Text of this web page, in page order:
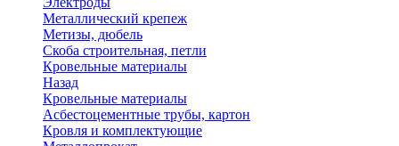
Металлический крепеж
Метизы, дюбель
Скоба строительная, петли
Кровельные материалы
Назад
Кровельные материалы
Асбестоцементные трубы, картон
Кровля и комплектующие